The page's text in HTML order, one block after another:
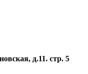
д.11. стр. 5